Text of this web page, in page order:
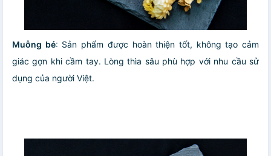
Muỗng bé: Sản phẩm được hoàn thiện tốt, không tạo cảm
giác gợn khi cầm tay. Lòng thìa sâu phù hợp với nhu cầu sử
dụng của người Việt.